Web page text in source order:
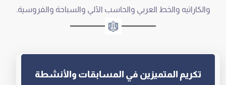
والكاراتيه والخط العربي والحاسب الآلي والسباحة والفروسية.
تكريم المتميزين في المسابقات والأنشطة